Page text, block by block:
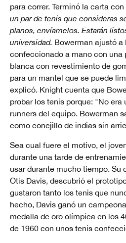
para correr. Terminó la carta
un par de tenis que consideras
planos, envíamelos. Estarán
universidad. Bowerman ajustó
confeccionado a mano con una
blanca con revestimiento de
para un mantel que se puede
explicó. Knight cuenta que
probar los tenis porque: "No era
runners del equipo. Bowerman
como conejillo de indias sin
Sea cual fuere el motivo, el
durante una tarde de
usar durante mucho tiempo. Su
Otis Davis, descubrió el
gustaron tanto los tenis que
hecho, Davis ganó un
medalla de oro olímpica en los
de 1960 con unos tenis